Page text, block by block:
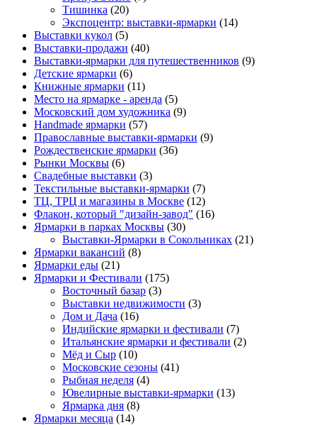
Тишинка (20)
Экспоцентр: выставки-ярмарки (14)
Выставки кукол (5)
Выставки-продажи (40)
Выставки-ярмарки для путешественников (9)
Детские ярмарки (6)
Книжные ярмарки (11)
Место на ярмарке - аренда (5)
Московский дом художника (9)
Нandmade ярмарки (57)
Православные выставки-ярмарки (9)
Рождественские ярмарки (36)
Рынки Москвы (6)
Свадебные выставки (3)
Текстильные выставки-ярмарки (7)
ТЦ, ТРЦ и магазины в Москве (12)
Флакон, который "дизайн-завод" (16)
Ярмарки в парках Москвы (30)
Выставки-Ярмарки в Сокольниках (21)
Ярмарки вакансий (8)
Ярмарки еды (21)
Ярмарки и Фестивали (175)
Восточный базар (3)
Выставки недвижимости (3)
Дом и Дача (16)
Индийские ярмарки и фестивали (7)
Итальянские ярмарки и фестивали (2)
Мёд и Сыр (10)
Московские сезоны (41)
Рыбная неделя (4)
Ювелирные выставки-ярмарки (13)
Ярмарка дня (8)
Ярмарки месяца (14)